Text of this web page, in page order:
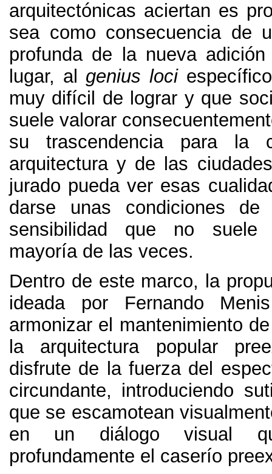
arquitectónicas aciertan es
sea como consecuencia de
profunda de la nueva
lugar, al genius loci específico
muy difícil de lograr y que
suele valorar
su trascendencia para la
arquitectura y de las ciudades
jurado pueda ver esas
darse unas condiciones de
sensibilidad que no suele
mayoría de las veces.
Dentro de este marco,
la
ideada por Fernando
armonizar el mantenimiento
la arquitectura popular
disfrute de la fuerza del
circundante, introduciendo
que se escamotean
en un diálogo visual
profundamente el caserío